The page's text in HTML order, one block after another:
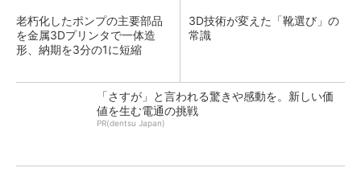
老朽化したポンプの主要部品
を金属3Dプリンタで一体造
形、納期を3分の1に短縮
3D技術が変えた「靴選び」の
常識
「さすが」と言われる驚きや感動を。新しい価
値を生む電通の挑戦
PR(dentsu Japan)